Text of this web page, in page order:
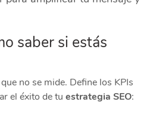
saber si estás
no se mide. Define los KPIs
el éxito de tu estrategia SEO: